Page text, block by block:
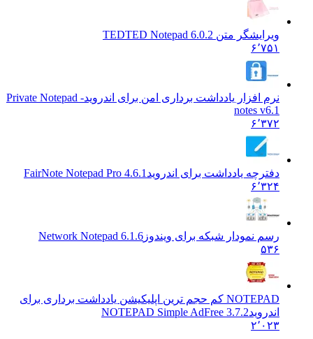
ویرایشگر متن TED TED Notepad 6.0.2
۶٬۷۵۱
نرم افزار یادداشت برداری امن برای اندرویدPrivate Notepad -
notes v6.1
۶٬۳۷۲
دفترچه یادداشت برای اندرویدFairNote Notepad Pro 4.6.1
۶٬۳۲۴
رسم نمودار شبکه برای ویندوزNetwork Notepad 6.1.6
NOTEPAD کم حجم ترین اپلیکیشن یادداشت برداری برای
اندرویدNOTEPAD Simple AdFree 3.7.2
۲٬۰۲۳